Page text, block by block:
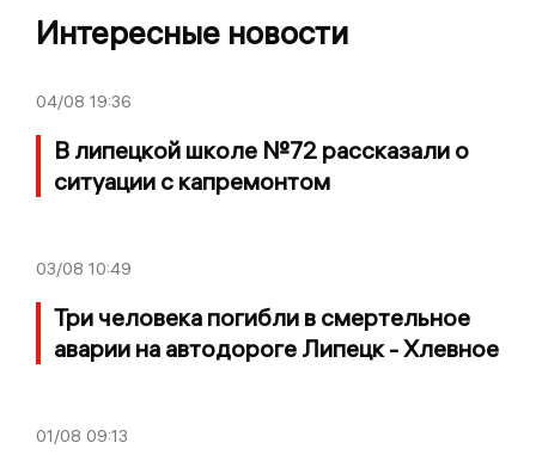
Интересные новости
04/08 19:36
В липецкой школе №72 рассказали о
ситуации с капремонтом
03/08 10:49
Три человека погибли в смертельное
аварии на автодороге Липецк - Хлевное
01/08 09:13